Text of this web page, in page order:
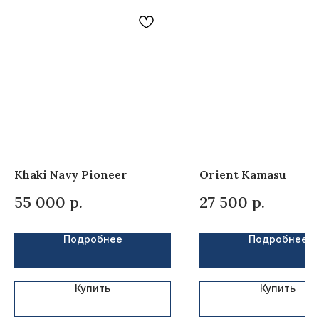
Khaki Navy Pioneer
55 000 р.
Подробнее
Купить
Orient Kamasu
27 500 р.
Подробнее
Купить
БРЕНДЫ КОТОРЫЕ
Все права защищены